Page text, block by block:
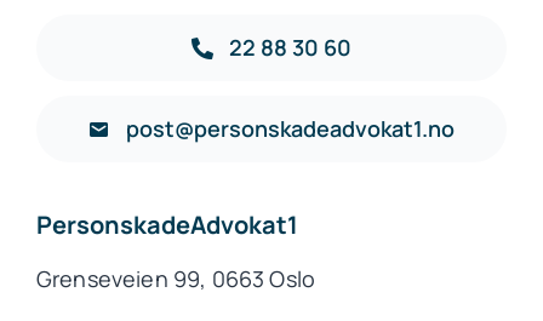
22 88 30 60
post@personskadeadvokat1.no
PersonskadeAdvokat1
Grenseveien 99, 0663 Oslo